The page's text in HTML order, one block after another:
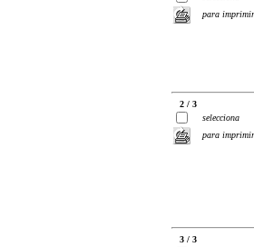
para imprimir
2 / 3
selecciona
para imprimir
3 / 3